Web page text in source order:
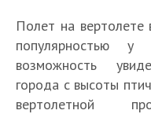
Полет на вертолете
популярностью у
возможность
города с высоты
вертолетной